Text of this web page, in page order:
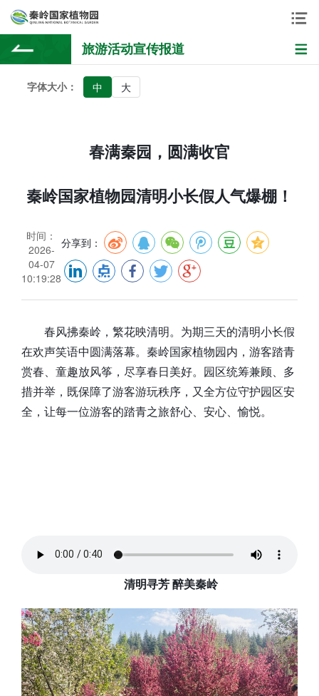
旅游活动宣传报道
字体大小： 中 大
春满秦园，圆满收官
秦岭国家植物园清明小长假人气爆棚！
时间：
2026-
04-07
10:19:28
分享到：
春风拂秦岭，繁花映清明。为期三天的清明小长假
在欢声笑语中圆满落幕。秦岭国家植物园内，游客踏青
赏春、童趣放风筝，尽享春日美好。园区统筹兼顾、多
措并举，既保障了游客游玩秩序，又全方位守护园区安
全，让每一位游客的踏青之旅舒心、安心、愉悦。
清明寻芳 醉美秦岭